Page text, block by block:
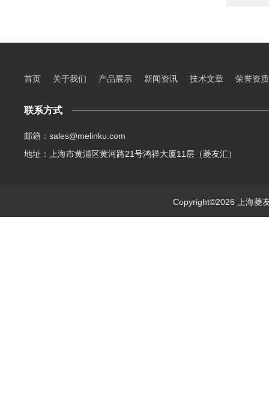
首页 关于我们 产品展示 新闻资讯 技术文章 荣誉资质
联系方式
邮箱：sales@melinku.com
地址：上海市黄浦区黄河路21号鸿祥大厦11层（菱友汇）
Copyright©2026 上海菱